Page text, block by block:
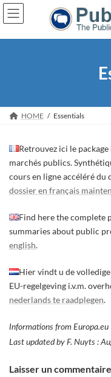
Skip
the
Skip
the
HOME Essentials
Retrouvez ici le
marchés publics.
cours en ligne accéléré du
dossier en français
Find here the complete
summaries about public
english.
Hier vindt u de
EU-regelgeving i.v.m.
nederlands te raadplegen.
Informations from Europa.eu
Last updated by F. Nuyts :
Laisser un commentaire